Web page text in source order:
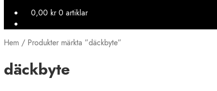
0,00 kr 0 artiklar
Hem / Produkter märkta ”däckbyte”
däckbyte